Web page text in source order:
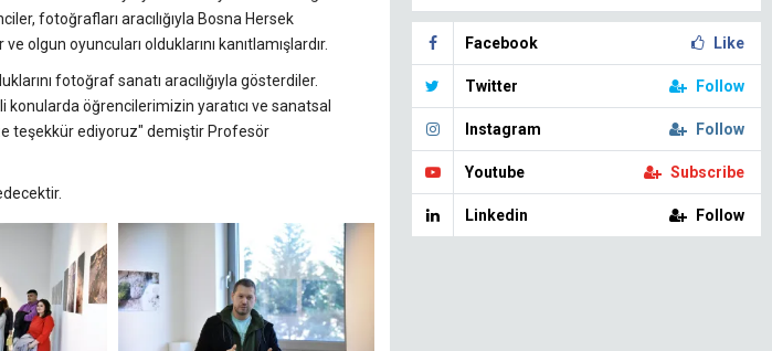
fotoğrafları aracılığıyla Bosna Hersek
olgun oyuncuları olduklarını kanıtlamışlardır.
fotoğraf sanatı aracılığıyla gösterdiler.
öğrencilerimizin yaratıcı ve sanatsal
teşekkür ediyoruz" demiştir Profesör
Facebook Like
Twitter Follow
Instagram Follow
Youtube Subscribe
Linkedin Follow